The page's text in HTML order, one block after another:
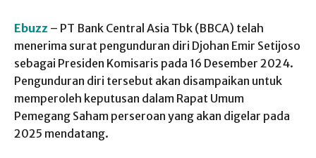
Ebuzz – PT Bank Central Asia Tbk (BBCA) telah
menerima surat pengunduran diri Djohan Emir Setijoso
sebagai Presiden Komisaris pada 16 Desember 2024.
Pengunduran diri tersebut akan disampaikan untuk
memperoleh keputusan dalam Rapat Umum
Pemegang Saham perseroan yang akan digelar pada
2025 mendatang.